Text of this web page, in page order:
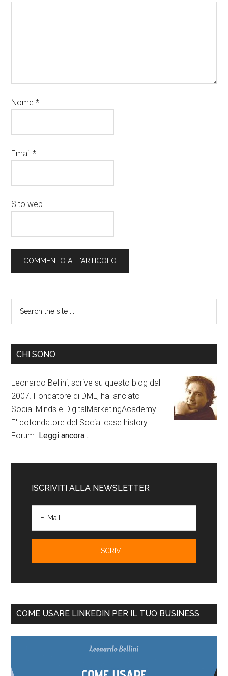
Nome*
Email*
Sito web
CHI SONO
Leonardo Bellini, scrive su questo blog dal
2007. Fondatore di DML, ha lanciato
Social Minds e DigitalMarketingAcademy.
E' cofondatore del Social case history
Forum. Leggi ancora…
ISCRIVITI ALLA NEWSLETTER
COME USARE LINKEDIN PER IL TUO BUSINESS